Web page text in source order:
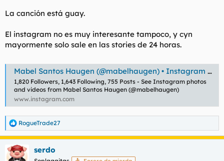
La canción está guay.
El instagram no es muy interesante tampoco, y cyn
mayormente solo sale en las stories de 24 horas.
Mabel Santos Haugen (@mabelhaugen) • Instagram photos and videos
1,820 Followers, 1,643 Following, 755 Posts - See Instagram photos
and videos from Mabel Santos Haugen (@mabelhaugen)
www.instagram.com
R
e
a
c
c
RogueTrade27
serdo